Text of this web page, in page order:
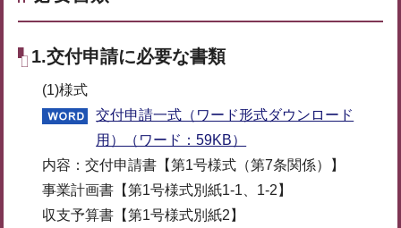
1.交付申請に必要な書類
(1)様式
交付申請一式（ワード形式ダウンロード
用）（ワード：59KB）
内容：交付申請書【第1号様式（第7条関係）】
事業計画書【第1号様式別紙1-1、1-2】
収支予算書【第1号様式別紙2】